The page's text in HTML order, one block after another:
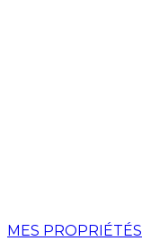
MES PROPRIÉTÉS